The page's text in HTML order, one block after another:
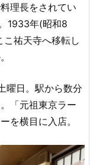
理長をされてい
1933年(昭和8
祐天寺へ移転し
曜日。駅から数分
「元祖東京ラー
を横目に入店。